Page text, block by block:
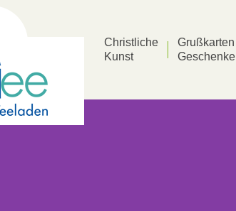
Christliche
Kunst
Grußkarten
Geschenke